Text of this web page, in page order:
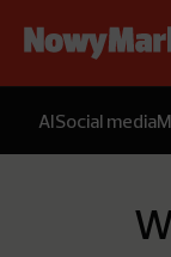
AISocial media